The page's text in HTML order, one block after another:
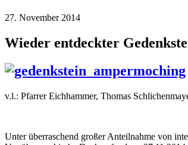
27. November 2014
Wieder entdeckter
v.l.: Pfarrer Eichhammer, Thomas
Unter überraschend großer Anteilnahme von